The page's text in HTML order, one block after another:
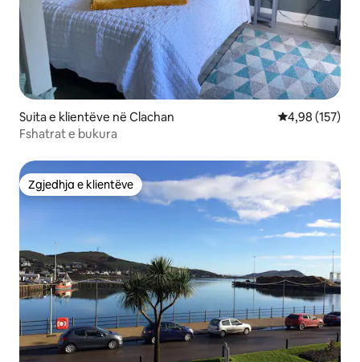
Suita e klientëve në Clachan Vlerësimi
4,98 (157)
Fshatrat e bukura
Zgjedhja e klientëve
Zgjedhja e klientëve